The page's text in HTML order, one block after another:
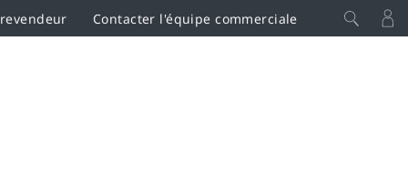
Contacter l'équipe commerciale